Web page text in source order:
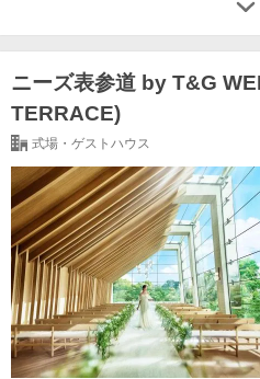
ニーズ表参道 by T&G
TERRACE)
式場・ゲストハウス